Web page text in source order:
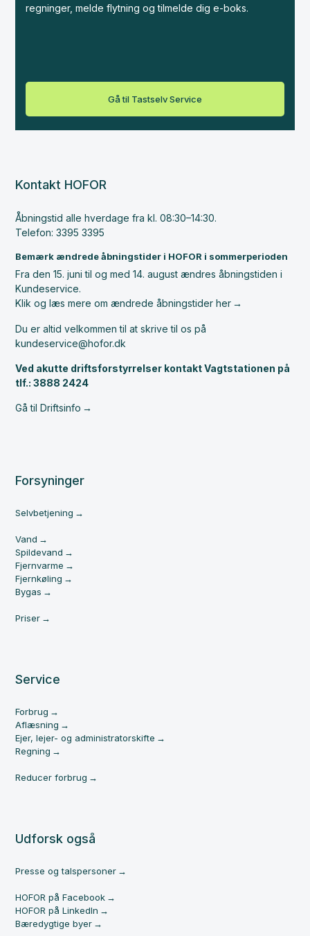
regninger, melde flytning og tilmelde dig e-boks.
Gå til Tastselv Service
Kontakt HOFOR
Åbningstid alle hverdage fra kl. 08:30–14:30.
Telefon: 3395 3395
Bemærk ændrede åbningstider i HOFOR i sommerperioden
Fra den 15. juni til og med 14. august ændres åbningstiden i
Kundeservice.
Klik og læs mere om ændrede åbningstider her
Du er altid velkommen til at skrive til os på
kundeservice@hofor.dk
Ved akutte driftsforstyrrelser kontakt Vagtstationen på
tlf.: 3888 2424
Gå til Driftsinfo
Forsyninger
Selvbetjening
Vand
Spildevand
Fjernvarme
Fjernkøling
Bygas
Priser
Service
Forbrug
Aflæsning
Ejer, lejer- og administratorskifte
Regning
Reducer forbrug
Udforsk også
Presse og talspersoner
HOFOR på Facebook
HOFOR på LinkedIn
Bæredygtige byer